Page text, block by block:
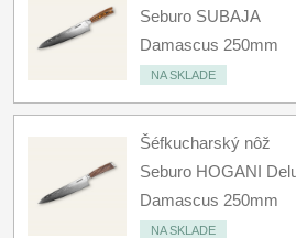
Seburo SUBAJA
Damascus 250mm
NA SKLADE
Šéfkucharský nôž
Seburo HOGANI
Damascus 250mm
NA SKLADE